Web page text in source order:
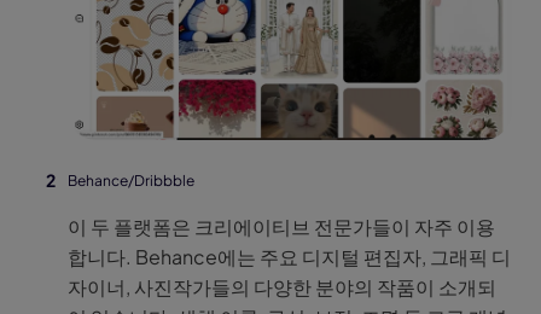
Behance/Dribbble
이 두 플랫폼은 크리에이티브 전문가들이 자주 이용
합니다. Behance에는 주요 디지털 편집자, 그래픽 디
자이너, 사진작가들의 다양한 분야의 작품이 소개되